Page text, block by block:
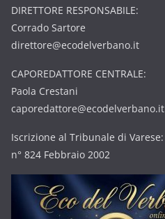
DIRETTORE RESPONSABILE:
Corrado Sartore
direttore@ecodelverbano.it
CAPOREDATTORE CENTRALE:
Paola Crestani
caporedattore@ecodelverbano.it
Iscrizione al Tribunale di Varese:
n° 824 Febbraio 2002